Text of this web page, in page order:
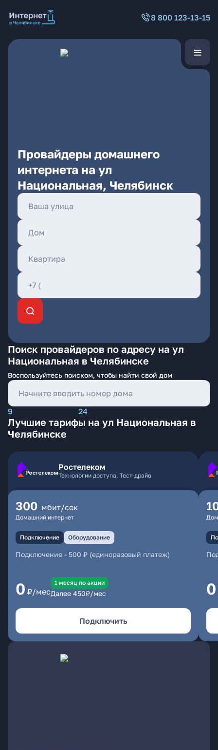
8 800 123-13-15
Провайдеры домашнего
интернета на ул
Национальная, Челябинск
Поиск провайдеров по адресу на ул
Национальная в Челябинске
Воспользуйтесь поиском, чтобы найти свой дом
9 24
Лучшие тарифы на ул Национальная в
Челябинске
Ростелеком
Технологии доступа. Тест-драйв
300 мбит/сек
Домашний интернет
Подключение Оборудование
Подключение - 500 ₽ (единоразовый платеж)
0 ₽/мес
1 месяц по акции
Далее 450₽/мес
Подключить
0